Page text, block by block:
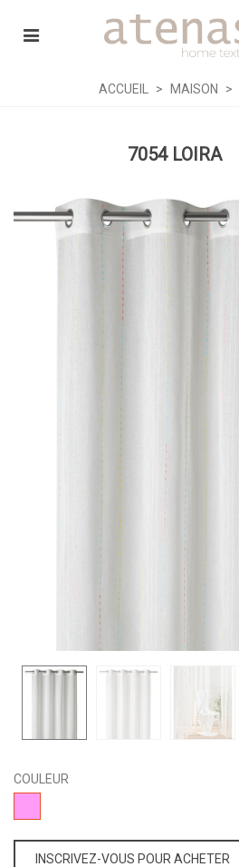
ACCUEIL > MAISON >
7054 LOIRA
COULEUR
ROSA
INSCRIVEZ-VOUS POUR ACHETER